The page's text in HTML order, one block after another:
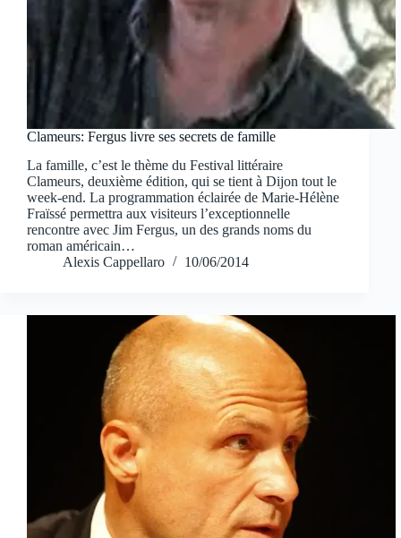
Clameurs: Fergus livre ses secrets de famille
La famille, c’est le thème du Festival littéraire
Clameurs, deuxième édition, qui se tient à Dijon tout le
week-end. La programmation éclairée de Marie-Hélène
Fraïssé permettra aux visiteurs l’exceptionnelle
rencontre avec Jim Fergus, un des grands noms du
roman américain…
Alexis Cappellaro
10/06/2014